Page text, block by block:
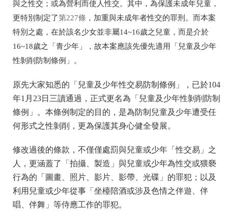
與之性交；或為營利而使人性交。其中，為保護未成年兒童，
更特別制定了第227條 ，加重與未成年者性交的罪刑。而本案
特別之處，在於該名少女並非屬14~16歲之兒童，而是介於
16~18歲之「青少年」，故本案應該先優先適用「兒童及少年
性剝削防制條例」。
原先大家知悉的「兒童及少年性交易防制條例」，已於104
年1月23日三讀通過，正式更名為「兒童及少年性剝削防制
條例」。本條例制定的目的，是為防制兒童及少年遭受任
何形式之性剝削，更為保護其身心健全發展。
修改過後的條款，不僅僅處罰與兒童或少年「性交易」之
人，更涵蓋了「拍攝、製造」與兒童或少年為性交或猥褻
行為的「圖畫、照片、影片、影帶、光碟」的罪犯；以及
利用兒童或少年從事「坐檯陪酒或涉及色情之伴遊、伴
唱、伴舞」等侍應工作的罪犯。